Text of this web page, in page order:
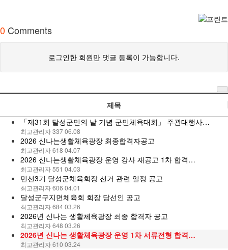
0 Comments
로그인한 회원만 댓글 등록이 가능합니다.
제목
「제31회 달성군민의 날 기념 군민체육대회」 주관대행사…
최고관리자33706.08
2026 신나는생활체육광장 최종합격자공고
최고관리자618 04.07
2026 신나는생활체육광장 운영 강사 재공고 1차 합격…
최고관리자551 04.03
민선3기 달성군체육회장 선거 관련 일정 공고
최고관리자606 04.01
달성군구지면체육회 회장 당선인 공고
최고관리자68403.26
2026년 신나는 생활체육광장 최종 합격자 공고
최고관리자648 03.26
2026년 신나는 생활체육광장 운영 1차 서류전형 합격…
최고관리자610 03.24